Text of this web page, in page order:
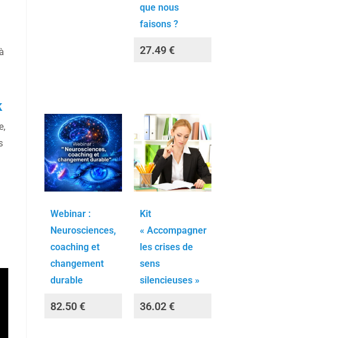
que nous
faisons ?
27.49€
Webinar :
Neurosciences,
coaching et
changement
durable
82.50€
Kit
« Accompagner
les crises de
sens
silencieuses »
36.02€